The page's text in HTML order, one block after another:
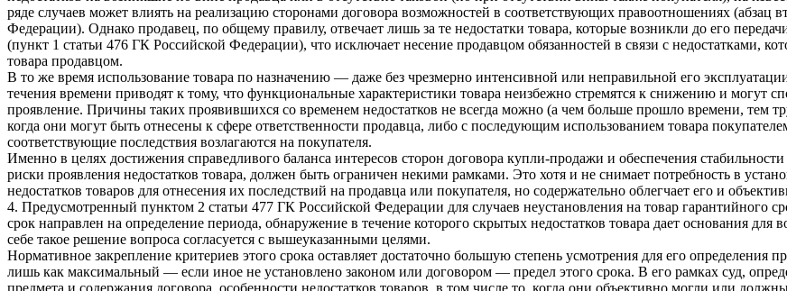
ряде случаев может влиять на реализацию сторонами договора возможностей в соответствующих правоотношениях (абзац
Федерации). Однако продавец, по общему правилу, отвечает лишь за те недостатки товара, которые возникли до его
(пункт 1 статьи 476 ГК Российской Федерации), что исключает несение продавцом обязанностей в связи с недостатками,
товара продавцом.
В то же время использование товара по назначению — даже без чрезмерно интенсивной или неправильной его
течения времени приводят к тому, что функциональные характеристики товара неизбежно стремятся к снижению и могут
проявление. Причины таких проявившихся со временем недостатков не всегда можно (а чем больше прошло времени, тем
когда они могут быть отнесены к сфере ответственности продавца, либо с последующим использованием товара
соответствующие последствия возлагаются на покупателя.
Именно в целях достижения справедливого баланса интересов сторон договора купли-продажи и обеспечения
риски проявления недостатков товара, должен быть ограничен некими рамками. Это хотя и не снимает потребность в
недостатков товаров для отнесения их последствий на продавца или покупателя, но содержательно облегчает его и
4. Предусмотренный пунктом 2 статьи 477 ГК Российской Федерации для случаев неустановления на товар гарантийного
срок направлен на определение периода, обнаружение в течение которого скрытых недостатков товара дает основания
себе такое решение вопроса согласуется с вышеуказанными целями.
Нормативное закрепление критериев этого срока оставляет достаточно большую степень усмотрения для его определения
лишь как максимальный — если иное не установлено законом или договором — предел этого срока. В его рамках суд,
предмета и содержания договора, особенности недостатков товаров, в том числе то, когда они объективно могли или